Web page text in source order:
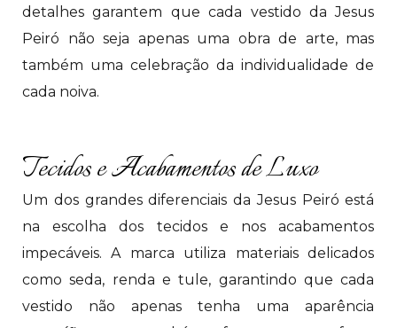
detalhes garantem que cada vestido da Jesus
Peiró não seja apenas uma obra de arte, mas
também uma celebração da individualidade de
cada noiva.
Tecidos e Acabamentos de Luxo
Um dos grandes diferenciais da Jesus Peiró está
na escolha dos tecidos e nos acabamentos
impecáveis. A marca utiliza materiais delicados
como seda, renda e tule, garantindo que cada
vestido não apenas tenha uma aparência